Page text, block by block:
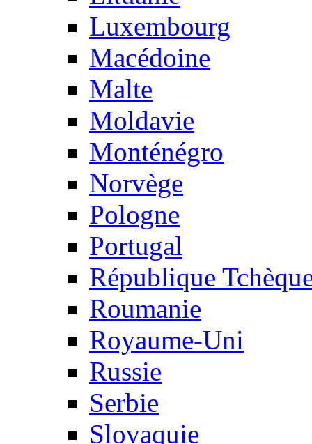
Luxembourg
Macédoine
Malte
Moldavie
Monténégro
Norvège
Pologne
Portugal
République
Roumanie
Royaume-Uni
Russie
Serbie
Slovaquie